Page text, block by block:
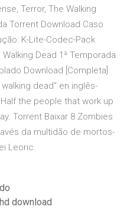
Terror, The Walking
Torrent Download Caso
K-Lite-Codec-Pack
Dead 1ª Temporada
Download [Completa]
dead" en inglês-
the people that work up
Torrent Baixar 8 Zombies
da multidão de mortos-
Leoric.
download